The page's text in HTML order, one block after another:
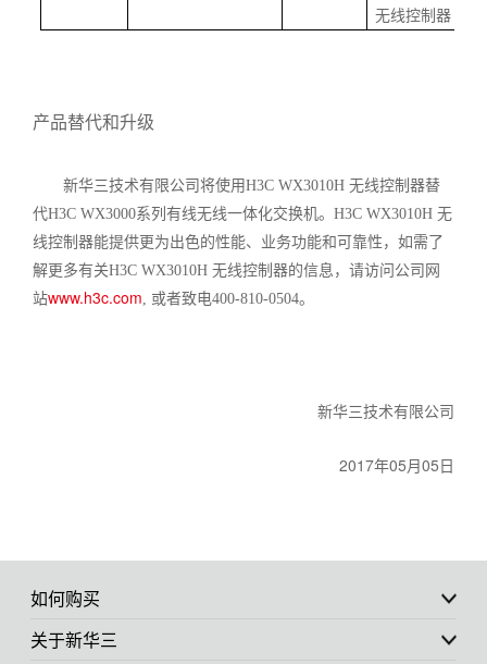
无线控制器
产品替代和升级
新华三技术有限公司将使用H3C WX3010H无线控制器替
代H3C WX3000系列有线无线一体化交换机。 H3C WX3010H 无
线控制器能提供更为出色的性能、业务功能和可靠性，如需了
解更多有关H3C WX3010H 无线控制器的信息，请访问公司网
站www.h3c.com, 或者致电400-810-0504。
新华三技术有限公司
2017年05月 05 日
如何购买
关于新华三